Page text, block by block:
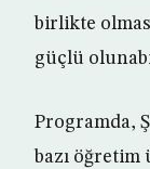
birlikte
güçlü
Programda,
bazı öğretim